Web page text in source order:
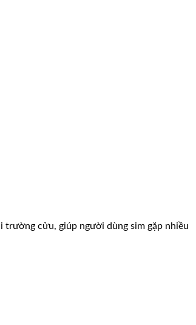
trường cửu, giúp người dùng sim gặp nhiều